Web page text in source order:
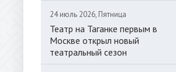
24 июль 2026, Пятница
Театр на Таганке первым в
Москве открыл новый
театральный сезон